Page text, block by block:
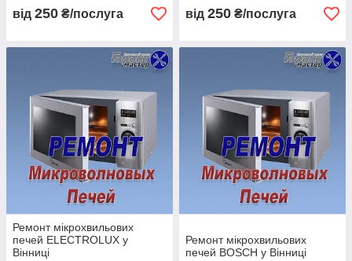
від 250 ₴/послуга від 250 ₴/послуга
Ремонт мікрохвильових
печей ELECTROLUX у
Вінниці
Ремонт мікрохвильових
печей BOSCH у Вінниці